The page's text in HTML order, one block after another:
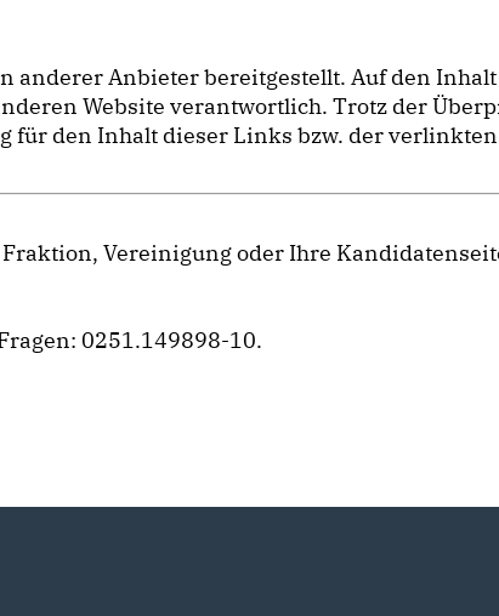
Anbieter bereitgestellt. Auf den
Website verantwortlich. Trotz der
für den Inhalt dieser Links bzw. der
Vereinigung oder Ihre
0251.149898-10.